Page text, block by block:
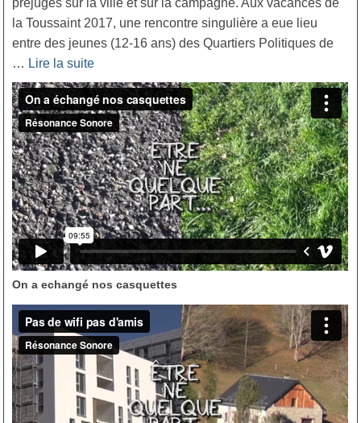
préjugés sur la ville et sur la campagne. Aux vacances de
la Toussaint 2017, une rencontre singulière a eue lieu
entre des jeunes (12-16 ans) des Quartiers Politiques de
… Lire la suite­­
On a echangé nos casquettes